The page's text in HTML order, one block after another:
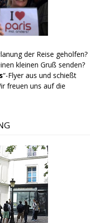
der Reise geholfen?
kleinen Gruß senden?
“-Flyer aus und schießt
freuen uns auf die